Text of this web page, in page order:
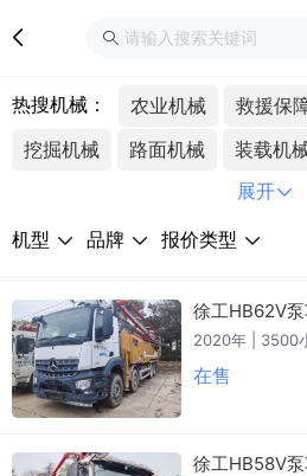
热搜机械： 农业机械 救援保
挖掘机械
路面机械 装载机
沥青
高空作业平台
车载式高空作业车
展开
机型 品牌 报价类型
徐工HB62V
2020年 | 3500
在售
徐工HB58V